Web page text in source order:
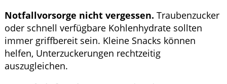
Notfallvorsorge nicht vergessen. Traubenzucker
oder schnell verfügbare Kohlenhydrate sollten
immer griffbereit sein. Kleine Snacks können
helfen, Unterzuckerungen rechtzeitig
auszugleichen.